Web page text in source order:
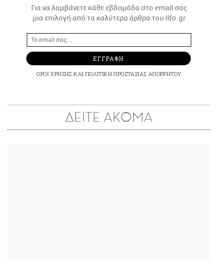
Για να λαμβάνετε κάθε εβδομάδα στο email σας
μια επιλογή από τα καλύτερα άρθρα του lifo.gr
ΕΓΓΡΑΦΗ
ΟΡΟΙ ΧΡΗΣΗΣ ΚΑΙ ΠΟΛΙΤΙΚΗ ΠΡΟΣΤΑΣΙΑΣ ΑΠΟΡΡΗΤΟΥ
ΔΕΙΤΕ ΑΚΟΜΑ